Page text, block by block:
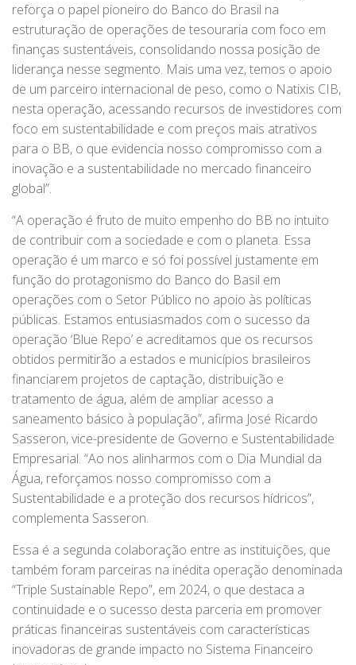
reforça o papel pioneiro do Banco do Brasil na
estruturação de operações de tesouraria com foco em
finanças sustentáveis, consolidando nossa posição de
liderança nesse segmento. Mais uma vez, temos o apoio
de um parceiro internacional de peso, como o Natixis CIB,
nesta operação, acessando recursos de investidores com
foco em sustentabilidade e com preços mais atrativos
para o BB, o que evidencia nosso compromisso com a
inovação e a sustentabilidade no mercado financeiro
global”.
“A operação é fruto de muito empenho do BB no intuito
de contribuir com a sociedade e com o planeta. Essa
operação é um marco e só foi possível justamente em
função do protagonismo do Banco do Basil em
operações com o Setor Público no apoio às políticas
públicas. Estamos entusiasmados com o sucesso da
operação ‘Blue Repo’ e acreditamos que os recursos
obtidos permitirão a estados e municípios brasileiros
financiarem projetos de captação, distribuição e
tratamento de água, além de ampliar acesso a
saneamento básico à população”, afirma José Ricardo
Sasseron, vice-presidente de Governo e Sustentabilidade
Empresarial. “Ao nos alinharmos com o Dia Mundial da
Água, reforçamos nosso compromisso com a
Sustentabilidade e a proteção dos recursos hídricos”,
complementa Sasseron.
Essa é a segunda colaboração entre as instituições, que
também foram parceiras na inédita operação denominada
“Triple Sustainable Repo”, em 2024, o que destaca a
continuidade e o sucesso desta parceria em promover
práticas financeiras sustentáveis com características
inovadoras de grande impacto no Sistema Financeiro